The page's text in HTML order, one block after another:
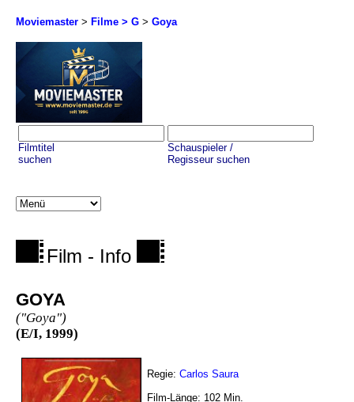
Moviemaster > Filme > G > Goya
Filmtitel
suchen
Schauspieler /
Regisseur suchen
Film - Info
GOYA
("Goya")
(E/I, 1999)
Regie: Carlos Saura
Film-Länge: 102 Min.